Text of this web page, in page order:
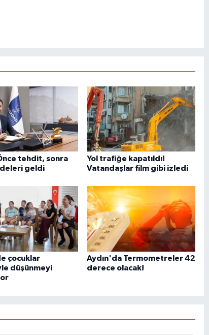
tehdit, sonra
geldi
Yol trafiğe kapatıldı!
Vatandaşlar film gibi izledi
çocuklar
düşünmeyi
Aydın'da Termometreler 42
derece olacak!